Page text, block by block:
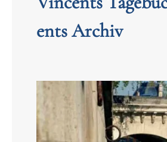
ents Archiv